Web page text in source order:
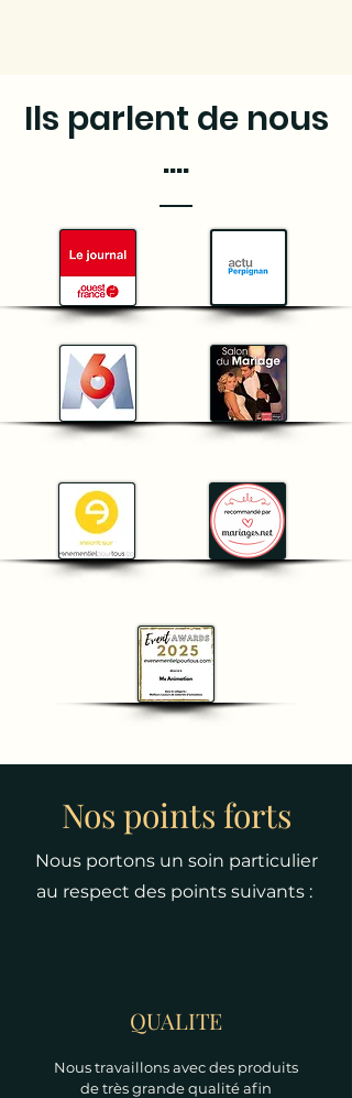
Ils parlent de nous
....
Nos points forts
Nous portons un soin particulier
au respect des points suivants :
QUALITE
Nous travaillons avec des produits
de très grande qualité afin